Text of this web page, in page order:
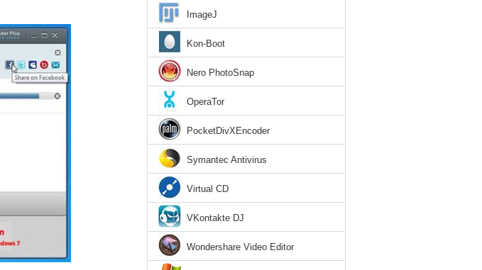
ImageJ
Kon-Boot
Nero PhotoSnap
OperaTor
PocketDivXEncoder
Symantec Antivirus
Virtual CD
VKontakte DJ
Wondershare Video Editor